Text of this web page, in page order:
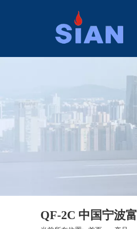
QF-2C 中国宁波